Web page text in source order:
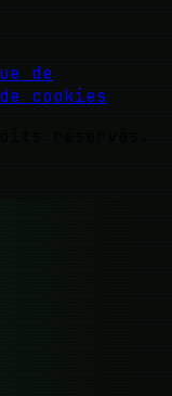
de
cookies